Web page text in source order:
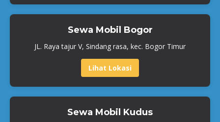
Sewa Mobil Bogor
JL. Raya tajur V, Sindang rasa, kec. Bogor Timur
Lihat Lokasi
Sewa Mobil Kudus